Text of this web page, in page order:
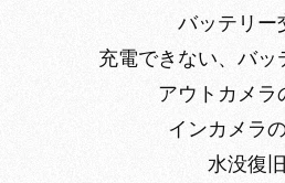
バッテリー
充電できない、バッ
アウトカメラ
インカメラ
水没復旧